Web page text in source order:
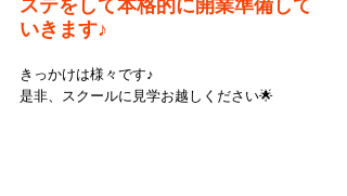
ステをして本格的に開業準備して
いきます♪
きっかけは様々です♪
是非、スクールに見学お越しください🌟